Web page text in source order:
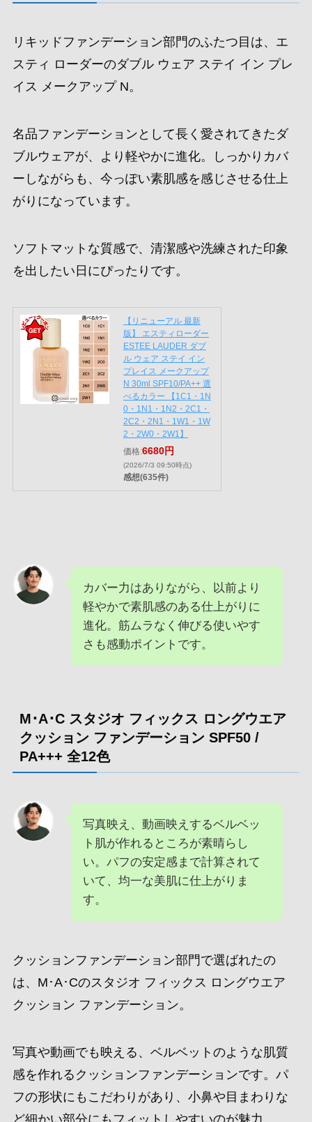
リキッドファンデーション部門のふたつ目は、エ
スティ ローダーのダブル ウェア ステイ イン プレ
イス メークアップ N。
名品ファンデーションとして長く愛されてきたダ
ブルウェアが、より軽やかに進化。しっかりカバ
ーしながらも、今っぽい素肌感を感じさせる仕上
がりになっています。
ソフトマットな質感で、清潔感や洗練された印象
を出したい日にぴったりです。
【リニューアル 最新
版】 エスティローダー
ESTEE LAUDER ダブ
ル ウェア ステイ イン
プレイス メークアップ
N 30ml SPF10/PA++ 選
べるカラー 【1C1・1N
0・1N1・1N2・2C1・
2C2・2N1・1W1・1W
2・2W0・2W1】
価格:6680円
(2026/7/3 09:50時点)
感想(635件)
カバー力はありながら、以前より
軽やかで素肌感のある仕上がりに
進化。筋ムラなく伸びる使いやす
さも感動ポイントです。
M･A･C スタジオ フィックス ロングウエア
クッション ファンデーション SPF50 /
PA+++ 全12色
写真映え、動画映えするベルベッ
ト肌が作れるところが素晴らし
い。パフの安定感まで計算されて
いて、均一な美肌に仕上がりま
す。
クッションファンデーション部門で選ばれたの
は、M･A･Cのスタジオ フィックス ロングウエア
クッション ファンデーション。
写真や動画でも映える、ベルベットのような肌質
感を作れるクッションファンデーションです。パ
フの形状にもこだわりがあり、小鼻や目まわりな
ど細かい部分にもフィットしやすいのが魅力。